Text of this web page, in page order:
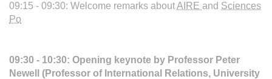
09:15 - 09:30: Welcome remarks aboutAIRE and Sciences
Po
09:30 - 10:30: Opening keynote by Professor Peter
Newell (Professor of International Relations, University